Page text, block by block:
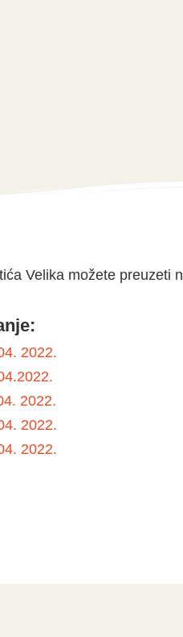
Velika možete preuzeti
2022.
2022.
2022.
2022.